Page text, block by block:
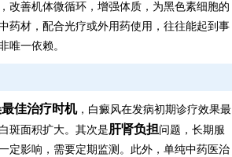
改善机体微循环，增强体质，为黑色素细胞的
药材，配合光疗或外用药使用，往往能起到事
唯一依赖。
佳治疗时机，白癜风在发病初期诊疗效果最
斑面积扩大。其次是肝肾负担问题，长期服
定影响，需要定期监测。此外，单纯中药医治